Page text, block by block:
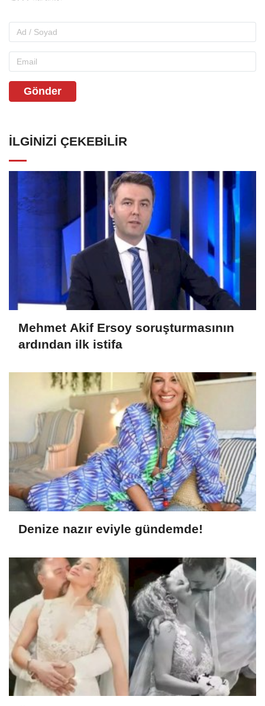
Gönder
İLGINIZI ÇEKEBILIR
Mehmet Akif Ersoy soruşturmasının
ardından ilk istifa
Denize nazır eviyle gündemde!